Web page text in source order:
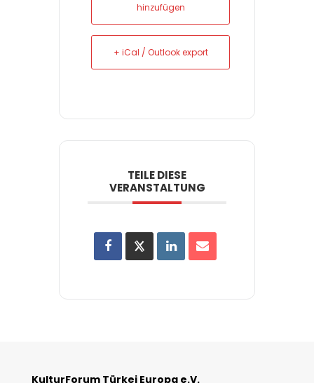
hinzufügen
+ iCal / Outlook export
TEILE DIESE
VERANSTALTUNG
KulturForum Türkei Europa e.V.